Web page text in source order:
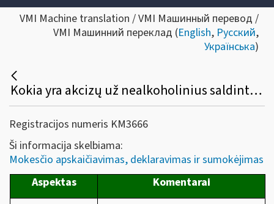
VMI Machine translation / VMI Машинный перевод /
VMI Машинний переклад (English, Русский,
Українська)
Kokia yra akcizų už nealkoholinius saldintus gėrimus apskaičiavimo, deklaravimo ir sumokėjimo tvarka nuo 2026-01-01?
Registracijos numeris KM3666
Ši informacija skelbiama:
Mokesčio apskaičiavimas, deklaravimas ir sumokėjimas
Aspektas
Komentarai